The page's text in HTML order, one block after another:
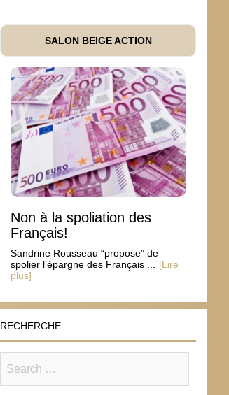
SALON BEIGE ACTION
Non à la spoliation des
Français!
Sandrine Rousseau “propose” de
spolier l’épargne des Français ...
[Lire
plus]
RECHERCHE